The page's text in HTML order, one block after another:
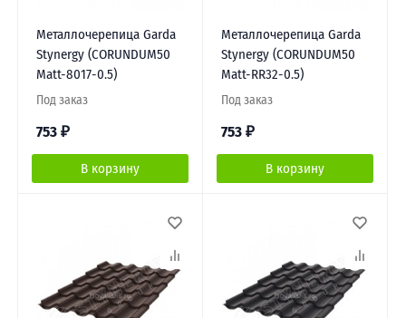
Металлочерепица Garda
Stynergy (CORUNDUM50
Matt-8017-0.5)
Под заказ
753 ₽
В корзину
Металлочерепица Garda
Stynergy (CORUNDUM50
Matt-RR32-0.5)
Под заказ
753 ₽
В корзину